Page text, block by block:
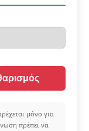
μόνο για
πρέπει να